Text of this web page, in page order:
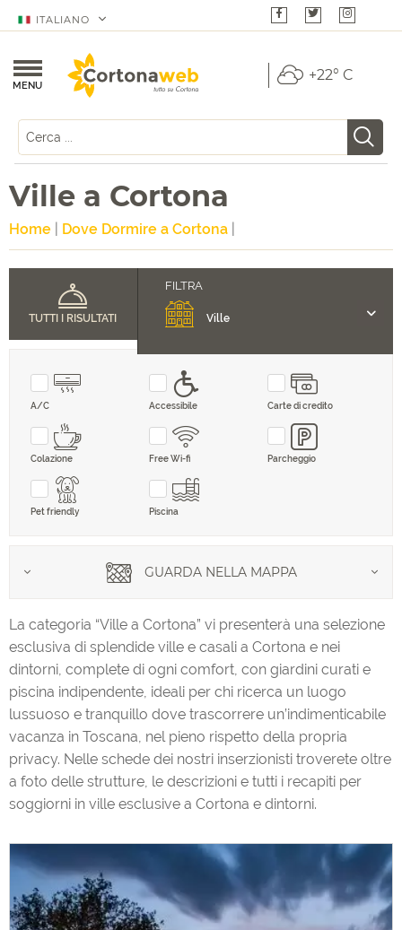
ITALIANO
MENU
+22° C
Ville a Cortona
Home Dove Dormire a Cortona
TUTTI I RISULTATI
Hotel & Relais
Agriturismo
Case vacanza
Appartamenti
Ville
A/C Accessibile Carte di credito
Colazione Free Wi-fi Parcheggio
Pet friendly Piscina
GUARDA NELLA MAPPA
La categoria “Ville a Cortona” vi presenterà una selezione
esclusiva di splendide ville e casali a Cortona e nei
dintorni, complete di ogni comfort, con giardini curati e
piscina indipendente, ideali per chi ricerca un luogo
lussuoso e tranquillo dove trascorrere un’indimenticabile
vacanza in Toscana, nel pieno rispetto della propria
privacy. Nelle schede dei nostri inserzionisti troverete oltre
a foto delle strutture, le descrizioni e tutti i recapiti per
soggiorni in ville esclusive a Cortona e dintorni.